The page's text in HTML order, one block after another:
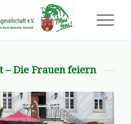
– Die Frauen feiern